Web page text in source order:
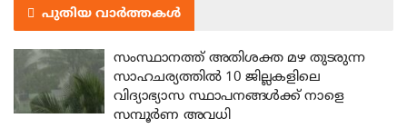
പുതിയ വാർത്തകൾ
സംസ്ഥാനത്ത് അതിശക്ത മഴ തുടരുന്ന
സാഹചര്യത്തിൽ 10 ജില്ലകളിലെ
വിദ്യാഭ്യാസ സ്ഥാപനങ്ങൾക്ക് നാളെ
സമ്പൂർണ അവധി